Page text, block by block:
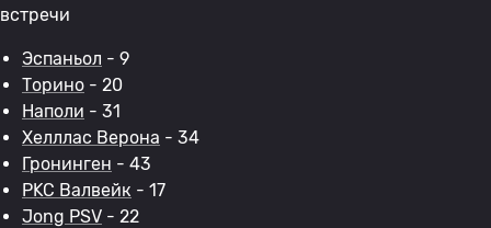
встречи
Эспаньол - 9
Торино - 20
Наполи - 31
Хелллас Верона - 34
Гронинген - 43
РKC Валвейк - 17
Jong PSV - 22